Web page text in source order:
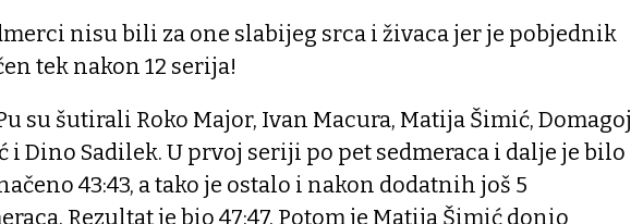
nisu bili za one slabijeg srca i živaca jer je pobjednik
tek nakon 12 serija!
su šutirali Roko Major, Ivan Macura, Matija Šimić, Domagoj
i Dino Sadilek. U prvoj seriji po pet sedmeraca i dalje je bilo
43:43, a tako je ostalo i nakon dodatnih još 5
Rezultat je bio 47:47. Potom je Matija Šimić donio